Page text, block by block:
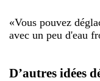
«Vous pouvez
avec un peu d'eau
D’autres idées